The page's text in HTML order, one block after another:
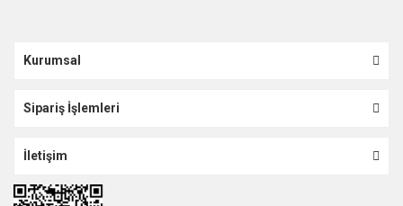
Kurumsal
Sipariş İşlemleri
İletişim